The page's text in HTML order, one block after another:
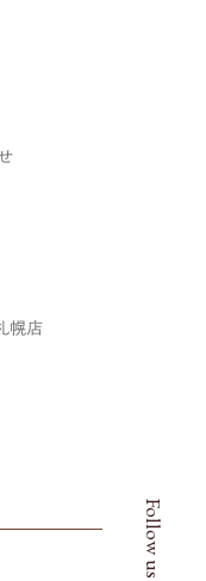
Follow us
幌店